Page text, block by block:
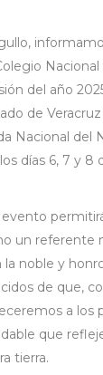
del año
de
Nacional del
días 6, 7 y
un referente
noble y
de que,
a los
que
tierra.